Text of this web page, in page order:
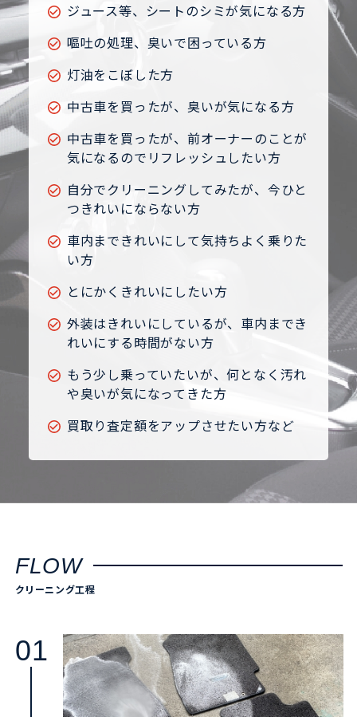
ジュース等、シートのシミが気になる方
嘔吐の処理、臭いで困っている方
灯油をこぼした方
中古車を買ったが、臭いが気になる方
中古車を買ったが、前オーナーのことが
気になるのでリフレッシュしたい方
自分でクリーニングしてみたが、今ひと
つきれいにならない方
車内まできれいにして気持ちよく乗りた
い方
とにかくきれいにしたい方
外装はきれいにしているが、車内までき
れいにする時間がない方
もう少し乗っていたいが、何となく汚れ
や臭いが気になってきた方
買取り査定額をアップさせたい方など
クリーニング工程
FLOW